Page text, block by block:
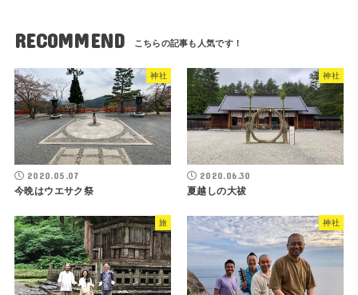
RECOMMEND
神社
2020.05.07
今晩はウエサク祭
神社
2020.06.30
夏越しの大祓
旅 神社